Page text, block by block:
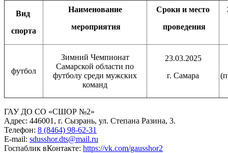
Вид
спорта
Наименование
мероприятия
Сроки и место
проведения
футбол
Зимний Чемпионат
Самарской области по
футболу среди мужских
команд
23.03.2025
г. Самара
ГАУ ДО СО «СШОР №2»
Адрес: 446001, г. Сызрань, ул. Степана Разина, 3.
Телефон: 8 (8464) 98-62-31
E-mail: sdusshor.dts@mail.ru
Госпаблик вКонтакте: https://vk.com/gausshor2